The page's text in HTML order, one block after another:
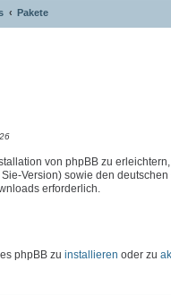
Pakete
von phpBB zu
Version) sowie den
erforderlich.
phpBB zu installieren oder zu